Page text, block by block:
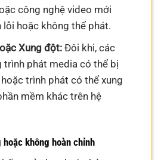
công nghệ video mới
lỗi hoặc không thể phát.
Xung đột:Đôi khi, các
trình phát media có thể bị
trình phát có thể xung
mềm khác trên hệ
không hoàn chỉnh